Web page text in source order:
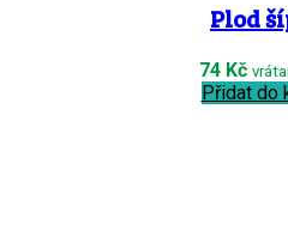
Plod
74 Kč
Přidat do